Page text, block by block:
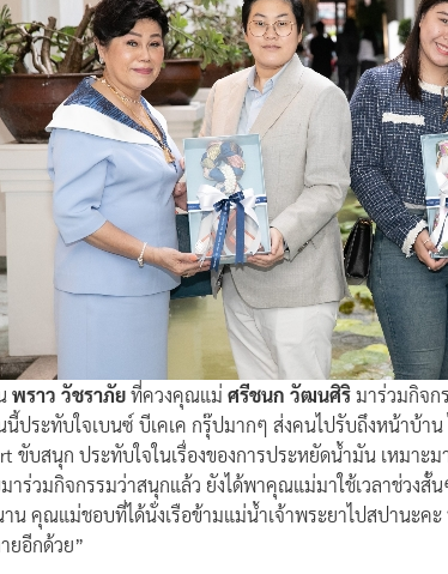
พราว วัชราภัยที่ควงคุณแม่ ศรีชนก วัฒนศิริมาร่วมกิจก
ประทับใจเบนซ์ บีเคเค กรุ๊ปมากๆ ส่งคนไปรับถึงหน้าบ้าน
ขับสนุก ประทับใจในเรื่องของการประหยัดน้ำมัน เหมา
าร่วมกิจกรรมว่าสนุกแล้ว ยังได้พาคุณแม่มาใช้เวลาช่วง
น คุณแม่ชอบที่ได้นั่งเรือข้ามแม่น้ำเจ้าพระยาไปสปานะคะ
ยอีกด้วย”